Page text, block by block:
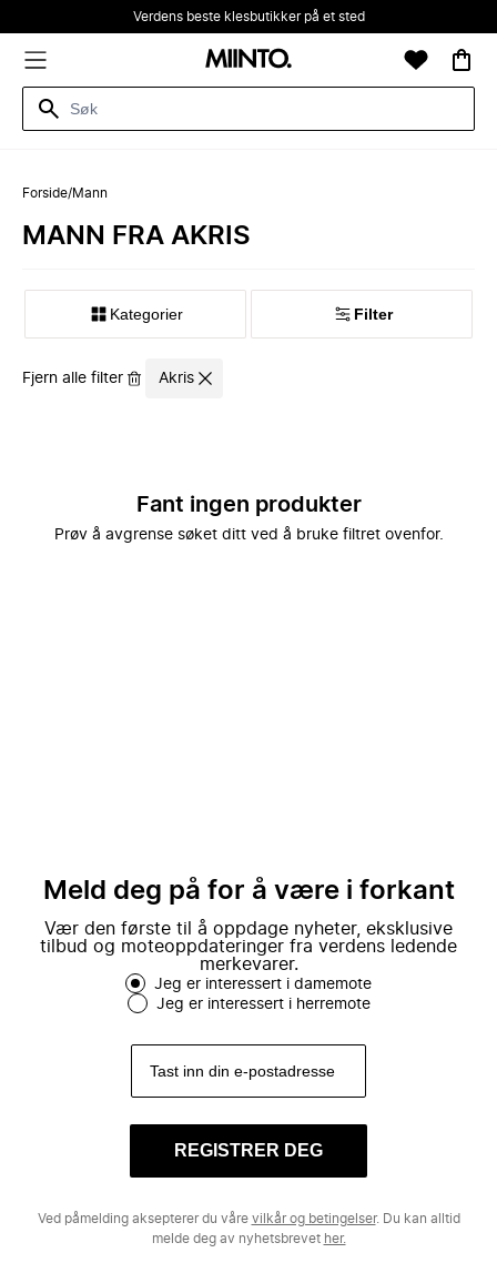
Verdens beste klesbutikker på et sted
Forside/Mann
MANN FRA AKRIS
Kategorier Filter
Fjern alle filter Akris
Fant ingen produkter
Prøv å avgrense søket ditt ved å bruke filtret ovenfor.
Meld deg på for å være i forkant
Vær den første til å oppdage nyheter, eksklusive
tilbud og moteoppdateringer fra verdens ledende
merkevarer.
Jeg er interessert i damemote
Jeg er interessert i herremote
REGISTRER DEG
Ved påmelding aksepterer du våre vilkår og betingelser. Du kan alltid
melde deg av nyhetsbrevet her.